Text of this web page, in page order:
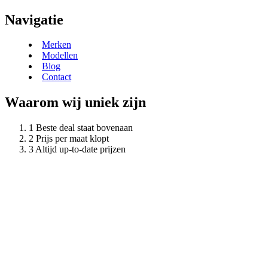
Navigatie
Merken
Modellen
Blog
Contact
Waarom wij uniek zijn
Beste deal staat bovenaan
Prijs per maat klopt
Altijd up-to-date prijzen